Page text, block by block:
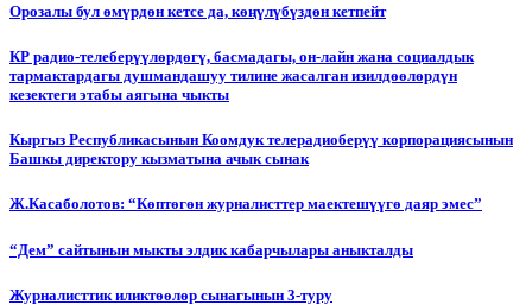
Орозалы бул өмүрдөн кетсе да, көңүлүбүздөн кетпейт
КР радио-телеберүүлөрдөгү, басмадагы, он-лайн жана социалдык
тармактардагы душмандашуу тилине жасалган изилдөөлөрдүн
кезектеги этабы аягына чыкты
Кыргыз Республикасынын Коомдук телерадиоберүү корпорациясынын
Башкы директору кызматына ачык сынак
Ж.Касаболотов: “Көптөгөн журналисттер маектешүүгө даяр эмес”
“Дем” сайтынын мыкты элдик кабарчылары аныкталды
Журналисттик иликтөөлөр сынагынын 3-туру